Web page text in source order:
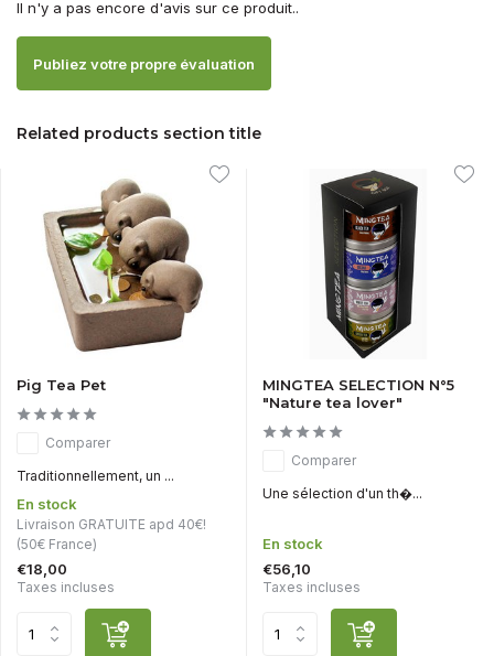
Il n'y a pas encore d'avis sur ce produit..
Publiez votre propre évaluation
Related products section title
Pig Tea Pet
Comparer
Traditionnellement, un ...
En stock
Livraison GRATUITE apd 40€!
(50€ France)
€18,00
Taxes incluses
MINGTEA SELECTION N°5
"Nature tea lover"
Comparer
Une sélection d'un th�...
En stock
€56,10
Taxes incluses